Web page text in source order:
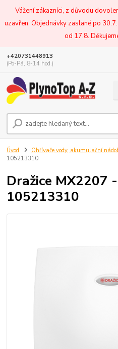
Vážení zákazníci, z důvodu
uzavřen. Objednávky zaslané po
od 17.8.
+420731448913
(Po-Pá, 8-14 hod.)
Úvod Ohřívače vody, akumulační
105213310
Dražice MX2207
105213310